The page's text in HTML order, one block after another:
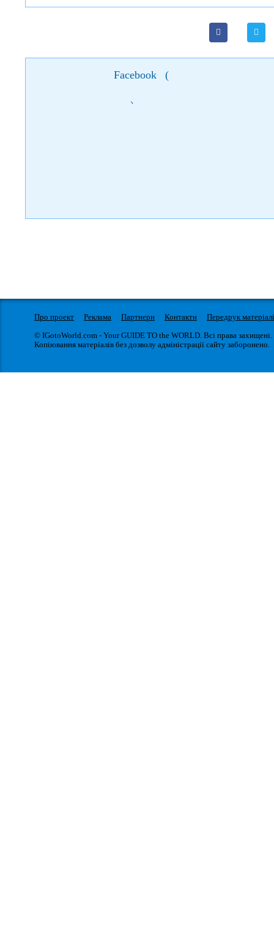
Facebook (
)
Про проект Реклама Партнери Контакти
Передрук
© IGotoWorld.com - Your GUIDE TO the WORLD. Всі права захищені.
Копіювання матеріалів без дозволу адміністрації сайту заборонено.